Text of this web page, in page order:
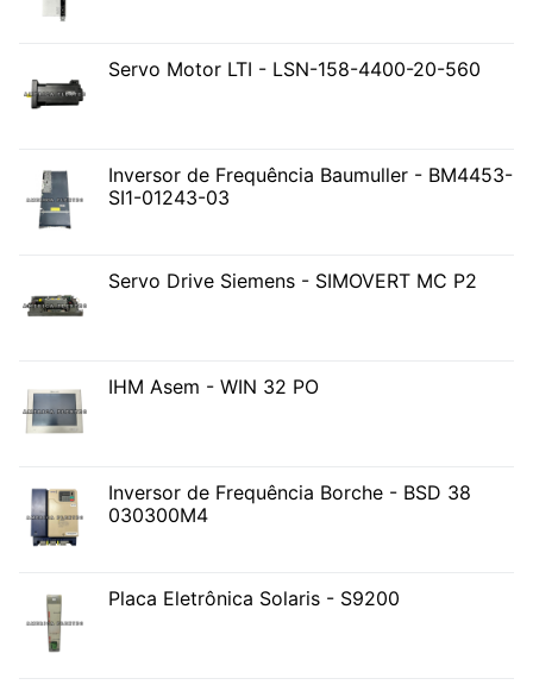
Servo Motor LTI - LSN-158-4400-20-560
Inversor de Frequência Baumuller - BM4453-
SI1-01243-03
Servo Drive Siemens - SIMOVERT MC P2
IHM Asem - WIN 32 PO
Inversor de Frequência Borche - BSD 38
030300M4
Placa Eletrônica Solaris - S9200